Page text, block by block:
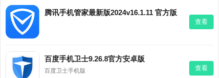
腾讯手机管家最新版2024v16.1.11 官方版
查看
百度手机卫士9.26.8官方安卓版
百度卫士手机版 查看